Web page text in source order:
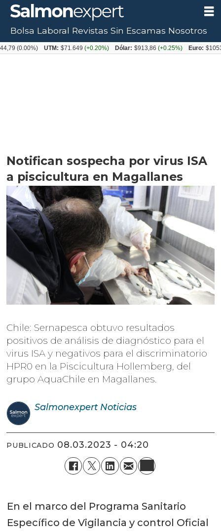
Notifican sospecha por virus ISA
a piscicultura en Magallanes
Chile: Sernapesca obtuvo resultados
positivos de análisis de diagnóstico para el
virus ISA y negativos para el discriminatorio
HPR0 en la Piscicultura Hollemberg, del
grupo AquaChile en Magallanes.
Salmonexpert Noticias
PUBLICADO 08.03.2023 - 04:20
En el marco del Programa Sanitario
Específico de Vigilancia y control Oficial
Bolsa Laboral Revistas Sin Escamas Nosotros
UTM: $71.649 (+0.20%) Dólar: $913,86 (+0.25%) Euro: $1053,08(-